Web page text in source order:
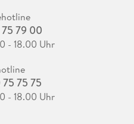
79 00
- 18.00 Uhr
75 75
- 18.00 Uhr